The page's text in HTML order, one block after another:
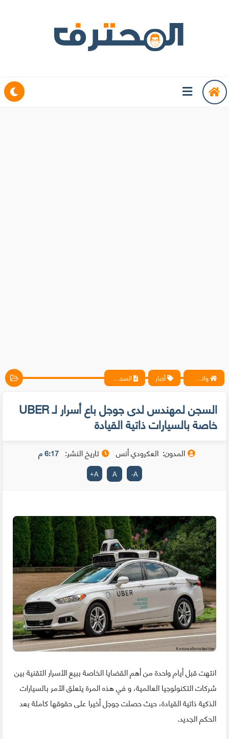
واتس آب ، فيسبوك ، أنترنت ، شروحات تقنية حصرية - المحترف أخبار السجن لمهندس لدى جوجل باع أسرار لـ UBER خاصة بالسيارات ذاتية القيادة
السجن لمهندس لدى جوجل باع أسرار لـ UBER
خاصة بالسيارات ذاتية القيادة
المدون: العكرودي أنس تاريخ النشر: 6:17 م
A
-
A
A
+
انتهت قبل أيام واحدة من أهم القضايا الخاصة ببيع الأسرار التقنية بين
شركات التكنولوجيا العالمية، و في هذه المرة يتعلق الأمر بالسيارات
الذكية ذاتية القيادة، حيث حصلت جوجل أخيرا على حقوقها كاملة بعد
الحكم الجديد.